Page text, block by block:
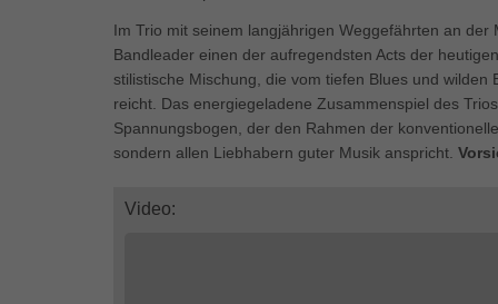
Im Trio mit seinem langjährigen Weggefährten an
Bandleader einen der aufregendsten Acts der
stilistische Mischung, die vom tiefen Blues und
reicht. Das energiegeladene Zusammenspiel des
Spannungsbogen, der den Rahmen der
sondern allen Liebhabern guter Musik anspricht.
Video: